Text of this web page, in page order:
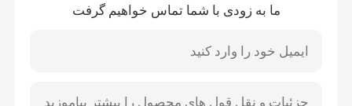
نوار چسب کاغذ کرافت
نوار چسب PET
ما به زودی با شما تماس خواهیم گرفت